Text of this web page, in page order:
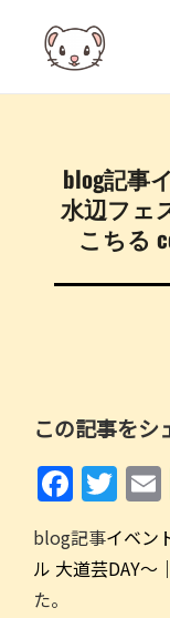
content
blog記事
水辺フェ
こちる
この記事をシ
F
a
c
e
T
w
itt
er l
blog記事イベン
ル 大道芸DAY
た。
稿
ナ
ゲ
ン